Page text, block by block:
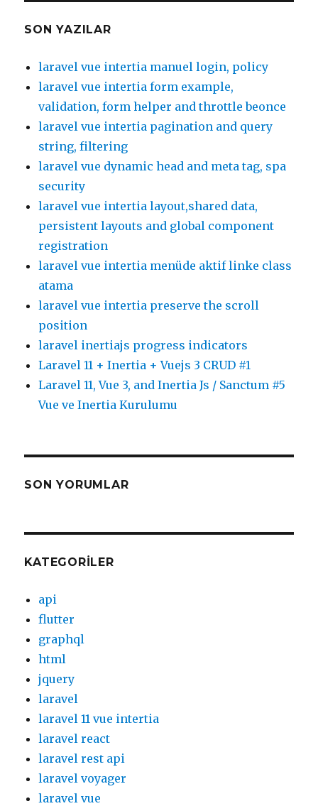
SON YAZILAR
laravel vue intertia manuel login, policy
laravel vue intertia form example,
validation, form helper and throttle beonce
laravel vue intertia pagination and query
string, filtering
laravel vue dynamic head and meta tag, spa
security
laravel vue intertia layout,shared data,
persistent layouts and global component
registration
laravel vue intertia menüde aktif linke class
atama
laravel vue intertia preserve the scroll
position
laravel inertiajs progress indicators
Laravel 11 + Inertia + Vuejs 3 CRUD #1
Laravel 11, Vue 3, and Inertia Js / Sanctum #5
Vue ve Inertia Kurulumu
SON YORUMLAR
KATEGORILER
api
flutter
graphql
html
jquery
laravel
laravel 11 vue intertia
laravel react
laravel rest api
laravel voyager
laravel vue